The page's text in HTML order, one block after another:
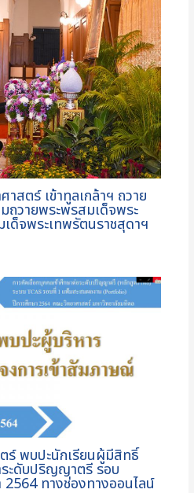
สตร์ เข้าทูลเกล้าฯ ถวาย
ถวายพระพรสมเด็จพระ
ด็จพระเทพรัตนราชสุดาฯ
ร์ พบปะนักเรียนผู้มีสิทธิ์
ะดับปริญญาตรี รอบ
ทางช่องทางออนไลน์